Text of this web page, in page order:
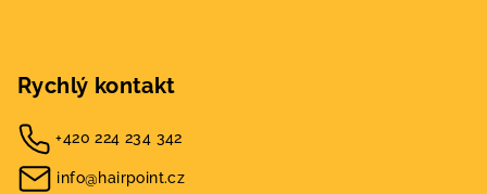
Rychlý kontakt
+420 224 234 342
info@hairpoint.cz